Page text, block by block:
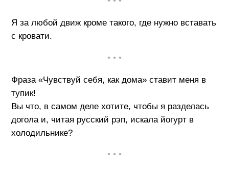
Я за любой движ кроме такого, где нужно вставать
с кровати.
• • •
Фраза «Чувствуй себя, как дома» ставит меня в
тупик!
Вы что, в самом деле хотите, чтобы я разделась
догола и, читая русский рэп, искала йогурт в
холодильнике?
• • •